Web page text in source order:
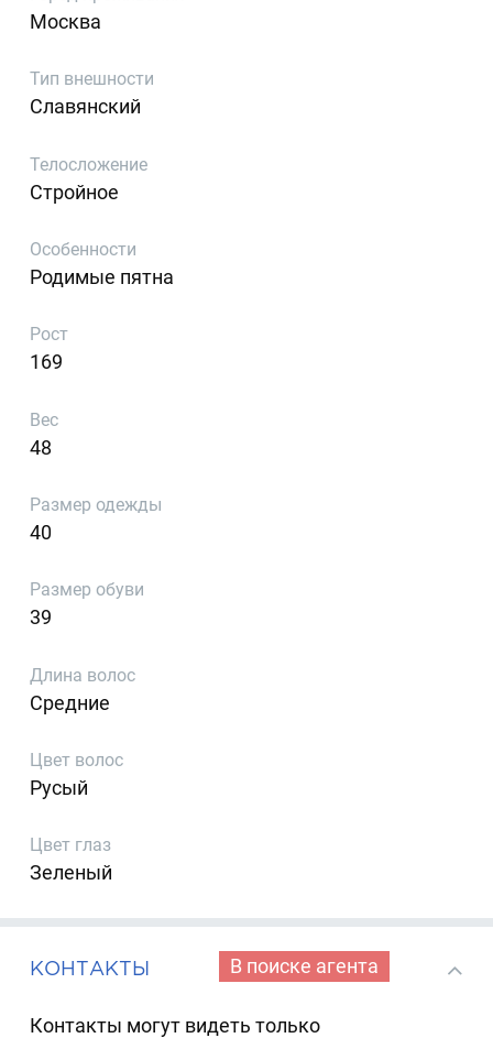
Москва
Тип внешности
Славянский
Телосложение
Стройное
Особенности
Родимые пятна
Рост
169
Вес
48
Размер одежды
40
Размер обуви
39
Длина волос
Средние
Цвет волос
Русый
Цвет глаз
Зеленый
КОНТАКТЫ В поиске агента
Контакты могут видеть только